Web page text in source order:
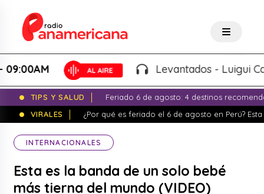
Levantados - Luigui
TIPS Y SALUD
Feriado 6 de agosto: 4 destinos
VIRALES
¿Por qué es feriado el 6 de agosto en Perú?
INTERNACIONALES
Esta es la banda de un solo bebé
más tierna del mundo (VIDEO)